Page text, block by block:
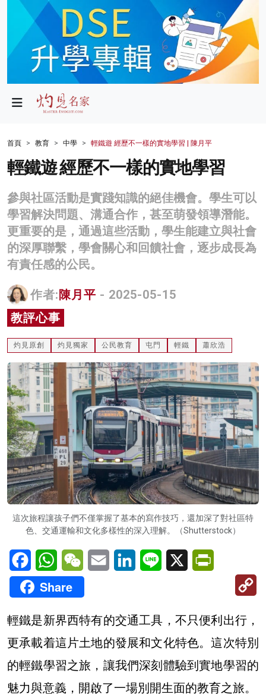
政局
財經
生活
商業
科技
影片
名家榜
灼見活動
首頁 教育 中學 輕鐵遊 經歷不一樣的實地學習 | 陳月平
輕鐵遊 經歷不一樣的實地學習
參與社區活動是實踐知識的絕佳機會。學生可以
學習解決問題、溝通合作，甚至萌發領導潛能。
更重要的是，通過這些活動，學生能建立與社會
的深厚聯繫，學會關心和回饋社會，逐步成長為
有責任感的公民。
作者: 陳月平 - 2025-05-15
教評心事
灼見原創 灼見獨家 公民教育 屯門 輕鐵 蕭欣浩
這次旅程讓孩子們不僅掌握了基本的寫作技巧，還加深了對社區特
色、交通運輸和文化多樣性的深入理解。（Shutterstock）
FacebookWhatsAppWeChatEmail LinkedInLine X
Share
輕鐵是新界西特有的交通工具，不只便利出行，
更承載着這片土地的發展和文化特色。這次特別
的輕鐵學習之旅，讓我們深刻體驗到實地學習的
魅力與意義，開啟了一場別開生面的教育之旅。